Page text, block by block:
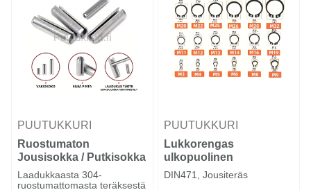
PUUTUKKURI
Ruostumaton
Jousisokka / Putkisokka
Laadukkaasta 304-
ruostumattomasta teräksestä
PUUTUKKURI
Lukkorengas
ulkopuolinen
DIN471, Jousiteräs